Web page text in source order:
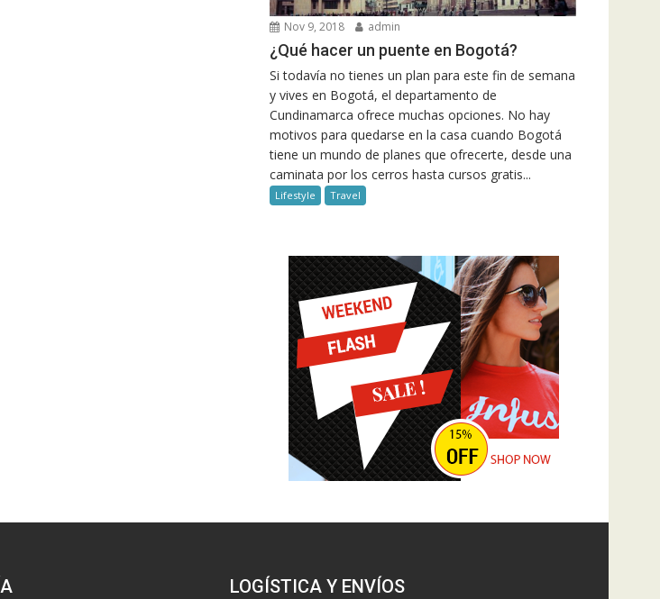
Nov 9, 2018 admin
¿Qué hacer un puente en Bogotá?
Si todavía no tienes un plan para este fin de semana
y vives en Bogotá, el departamento de
Cundinamarca ofrece muchas opciones. No hay
motivos para quedarse en la casa cuando Bogotá
tiene un mundo de planes que ofrecerte, desde una
caminata por los cerros hasta cursos gratis...
Lifestyle Travel
LOGÍSTICA Y ENVÍOS